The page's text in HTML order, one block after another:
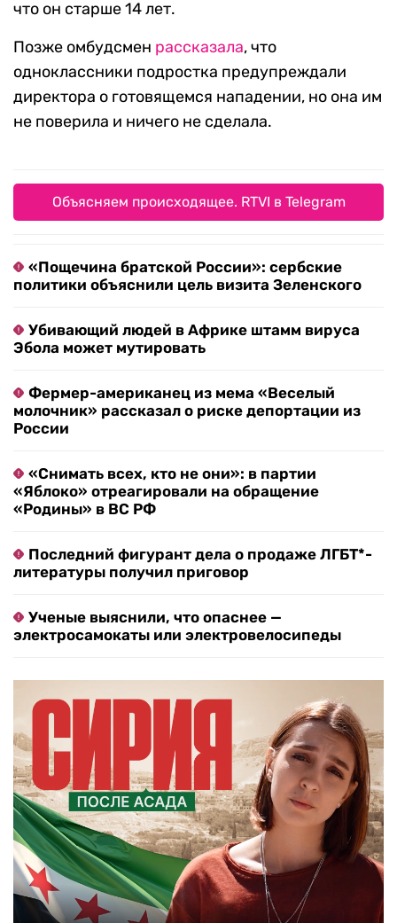
что он старше 14 лет.
Позже омбудсмен рассказала, что
одноклассники подростка предупреждали
директора о готовящемся нападении, но она им
не поверила и ничего не сделала.
Объясняем происходящее. RTVI в Telegram
«Пощечина братской России»: сербские
политики объяснили цель визита Зеленского
Убивающий людей в Африке штамм вируса
Эбола может мутировать
Фермер-американец из мема «Веселый
молочник» рассказал о риске депортации из
России
«Снимать всех, кто не они»: в партии
«Яблоко» отреагировали на обращение
«Родины» в ВС РФ
Последний фигурант дела о продаже ЛГБТ*-
литературы получил приговор
Ученые выяснили, что опаснее —
электросамокаты или электровелосипеды